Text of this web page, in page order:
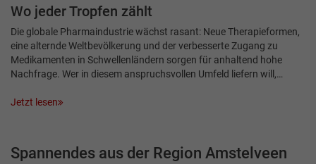
Wo jeder Tropfen zählt
Die globale Pharmaindustrie wächst rasant: Neue Therapieformen,
eine alternde Weltbevölkerung und der verbesserte Zugang zu
Medikamenten in Schwellenländern sorgen für anhaltend hohe
Nachfrage. Wer in diesem anspruchsvollen Umfeld liefern will,…
Jetzt lesen
Spannendes aus der Region Amstelveen